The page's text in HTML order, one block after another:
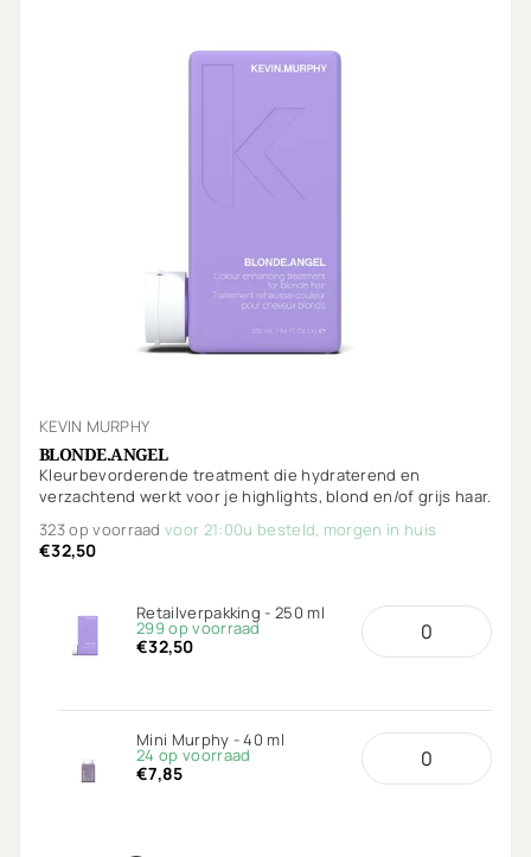
KEVIN MURPHY
BLONDE.ANGEL
Kleurbevorderende treatment die hydraterend en
verzachtend werkt voor je highlights, blond en/of grijs haar.
323 op voorraadvoor 21:00u besteld, morgen in huis
€32,50
Retailverpakking - 250 ml
299 op voorraad
€32,50
Mini Murphy - 40 ml
24 op voorraad
€7,85